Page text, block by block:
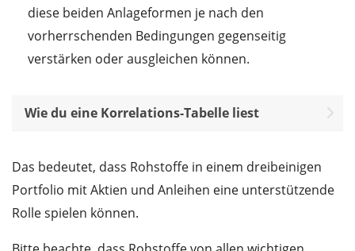
diese beiden Anlageformen je nach den
vorherrschenden Bedingungen gegenseitig
verstärken oder ausgleichen können.
Wie du eine Korrelations-Tabelle liest
Das bedeutet, dass Rohstoffe in einem dreibeinigen
Portfolio mit Aktien und Anleihen eine unterstützende
Rolle spielen können.